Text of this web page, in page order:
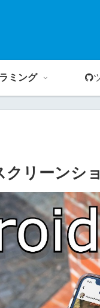
ミング
クリーンシ